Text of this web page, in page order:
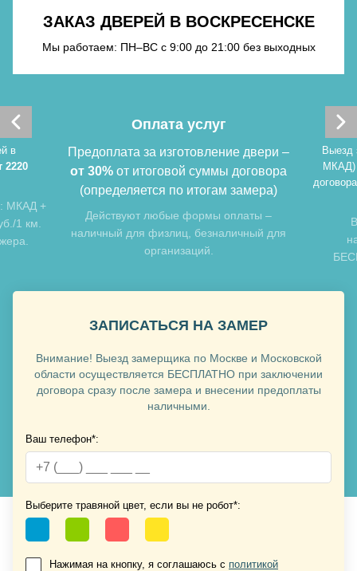
Хочу такую
Хочу такую
Хочу такую
ЗАКАЗ ДВЕРЕЙ В ВОСКРЕСЕНСКЕ
Мы работаем: ПН–ВС с 9:00 до 21:00 без выходных
в
2220
МКАД +
1 км.
Оплата услуг
Предоплата за изготовление двери –
от 30% от итоговой суммы договора
(определяется по итогам замера)
Действуют любые формы оплаты –
наличный для физлиц, безналичный для
организаций.
Выезд
ЗАПИСАТЬСЯ НА ЗАМЕР
Внимание! Выезд замерщика по Москве и Московской
области осуществляется БЕСПЛАТНО при заключении
договора сразу после замера и внесении предоплаты
наличными.
Ваш телефон*:
Выберите травяной цвет, если вы не робот*:
Нажимая на кнопку, я соглашаюсь с политикой